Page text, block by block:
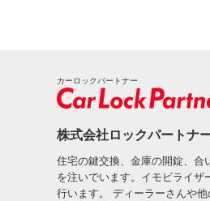
カーロックパートナー
株式会社ロックパートナ
住宅の鍵交換、金庫の開錠、合
を注いでいます。イモビライ
行います。 ディーラーさんや